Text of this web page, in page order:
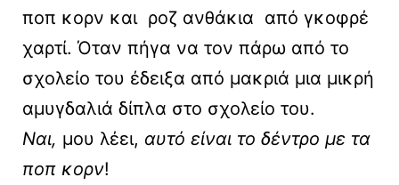
ποπ κορν και ροζ ανθάκια από γκοφρέ
χαρτί. Όταν πήγα να τον πάρω από το
σχολείο του έδειξα από μακριά μια μικρή
αμυγδαλιά δίπλα στο σχολείο του.
Ναι, μου λέει, αυτό είναι το δέντρο με τα
ποπ κορν!